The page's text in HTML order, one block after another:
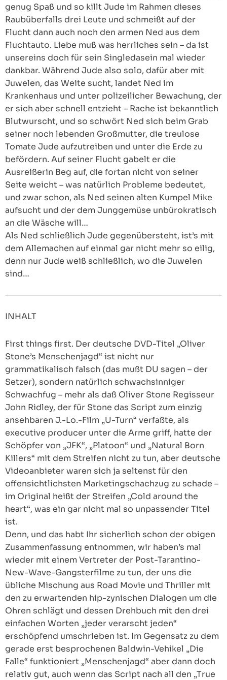
genug Spaß und so killt Jude im Rahmen dieses
Raubüberfalls drei Leute und schmeißt auf der
Flucht dann auch noch den armen Ned aus dem
Fluchtauto. Liebe muß was herrliches sein – da ist
unsereins doch für sein Singledasein mal wieder
dankbar. Während Jude also solo, dafür aber mit
Juwelen, das Weite sucht, landet Ned im
Krankenhaus und unter polizeilicher Bewachung, der
er sich aber schnell entzieht – Rache ist bekanntlich
Blutwurscht, und so schwört Ned sich beim Grab
seiner noch lebenden Großmutter, die treulose
Tomate Jude aufzutreiben und unter die Erde zu
befördern. Auf seiner Flucht gabelt er die
Ausreißerin Beg auf, die fortan nicht von seiner
Seite weicht – was natürlich Probleme bedeutet,
und zwar schon, als Ned seinen alten Kumpel Mike
aufsucht und der dem Junggemüse unbürokratisch
an die Wäsche will…
Als Ned schließlich Jude gegenübersteht, ist’s mit
dem Allemachen auf einmal gar nicht mehr so eilig,
denn nur Jude weiß schließlich, wo die Juwelen
sind…
INHALT
First things first. Der deutsche DVD-Titel „Oliver
Stone’s Menschenjagd“ ist nicht nur
grammatikalisch falsch (das mußt DU sagen – der
Setzer), sondern natürlich schwachsinniger
Schwachfug – mehr als daß Oliver Stone Regisseur
John Ridley, der für Stone das Script zum einzig
ansehbaren J.-Lo.-Film „U-Turn“ verfaßte, als
executive producer unter die Arme griff, hatte der
Schöpfer von „JFK“, „Platoon“ und „Natural Born
Killers“ mit dem Streifen nicht zu tun, aber deutsche
Videoanbieter waren sich ja seltenst für den
offensichtlichsten Marketingschachzug zu schade –
im Original heißt der Streifen „Cold around the
heart“, was ein gar nicht mal so unpassender Titel
ist.
Denn, und das habt Ihr sicherlich schon der obigen
Zusammenfassung entnommen, wir haben’s mal
wieder mit einem Vertreter der Post-Tarantino-
New-Wave-Gangsterfilme zu tun, der uns die
übliche Mischung aus Road Movie und Thriller mit
den zu erwartenden hip-zynischen Dialogen um die
Ohren schlägt und dessen Drehbuch mit den drei
einfachen Worten „jeder verarscht jeden“
erschöpfend umschrieben ist. Im Gegensatz zu dem
gerade erst besprochenen Baldwin-Vehikel „Die
Falle“ funktioniert „Menschenjagd“ aber dann doch
relativ gut, auch wenn das Script nach all den „True